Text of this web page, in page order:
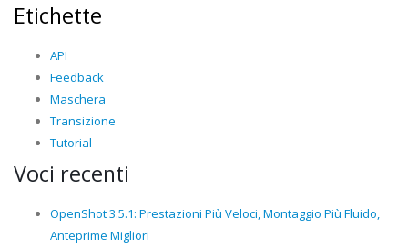
Etichette
API
Feedback
Maschera
Transizione
Tutorial
Voci recenti
OpenShot 3.5.1: Prestazioni Più Veloci, Montaggio Più Fluido,
Anteprime Migliori